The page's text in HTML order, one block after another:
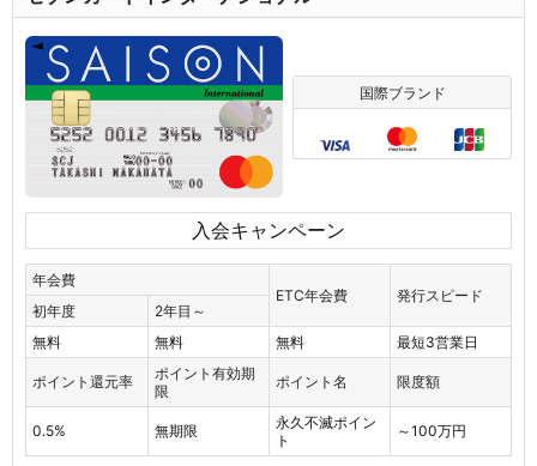
国際ブランド
入会キャンペーン
年会費
ETC年会費
発行スピード
初年度
2年目～
無料
無料 無料 最短3営業日
ポイント還元率
ポイント有効期
限
ポイント名 限度額
0.5% 無期限
永久不滅ポイン
ト
～100万円